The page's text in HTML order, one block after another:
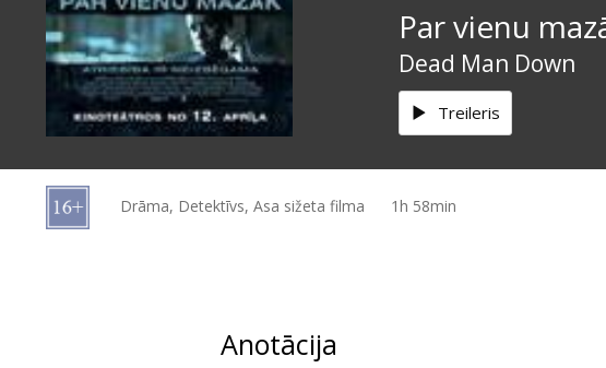
Pasākumi
Ziņas
kartes
Par vienu
Dead Man Down
Treileris
Drāma, Detektīvs, Asa sižeta filma 1h 58min
Anotācija